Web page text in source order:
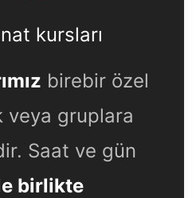
kursları
birebir özel
veya gruplara
Saat ve gün
birlikte